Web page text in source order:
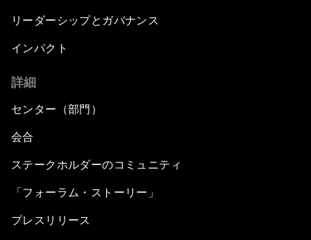
リーダーシップとガバナンス
インパクト
詳細
センター（部門）
会合
ステークホルダーのコミュニティ
「フォーラム・ストーリー」
プレスリリース